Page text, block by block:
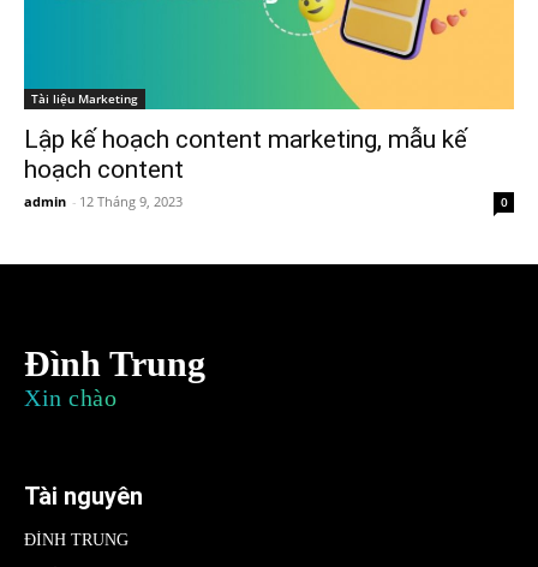
Tài liệu Marketing
Lập kế hoạch content marketing, mẫu kế
hoạch content
admin - 12 Tháng 9, 2023 0
Đình Trung
Xin chào
Tài nguyên
ĐÌNH TRUNG